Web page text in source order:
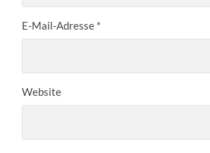
E-Mail-Adresse *
Website